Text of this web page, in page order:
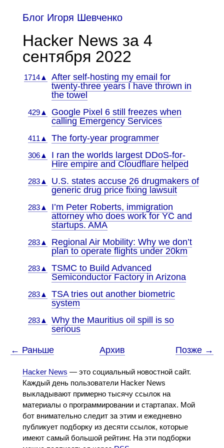
Блог Игоря Шевченко
Hacker News за 4
сентября 2022
1714▲
After self-hosting my email for
twenty-three years I have thrown in
the towel
429▲
Google Pixel 6 still freezes when
calling Emergency Services
411▲ The forty-year programmer
306▲
I ran the worlds largest DDoS-for-
Hire empire and Cloudflare helped
283▲
U.S. states accuse 26 drugmakers of
generic drug price fixing lawsuit
283▲
I’m Peter Roberts, immigration
attorney who does work for YC and
startups. AMA
283▲
Regional Air Mobility: Why we don’t
plan to operate flights under 20km
283▲
TSMC to Build Advanced
Semiconductor Factory in Arizona
283▲
TSA tries out another biometric
system
283▲
Why the Mauritius oil spill is so
serious
← Раньше Архив Позже →
Hacker News — это социальный новостной сайт.
Каждый день пользователи Hacker News
выкладывают примерно тысячу ссылок на
материалы о программировании и стартапах. Мой
бот внимательно следит за этим и ежедневно
публикует подборку из десяти ссылок, которые
имеют самый большой рейтинг. На эти подборки